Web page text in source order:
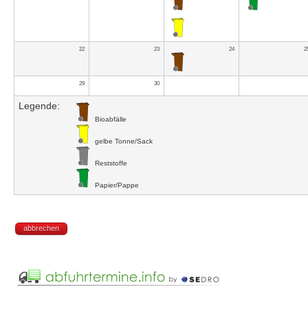
22 23 24
29 30
Legende:
Bioabfälle
gelbe Tonne/Sack
Reststoffe
Papier/Pappe
abbrechen